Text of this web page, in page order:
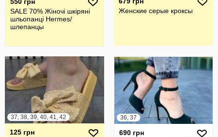
SALE 70% Жіночі шкіряні
шльопанці Hermes/
шлепанцы
Женские серые кроксы
37, 38, 39, 40, 41, 42
125 грн
36, 37
690 грн